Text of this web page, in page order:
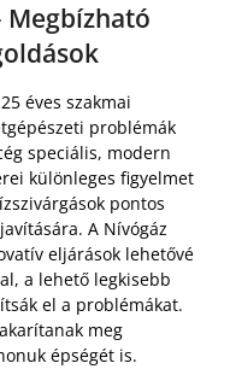
Megbízható
éves szakmai
problémák
speciális, modern
különleges figyelmet
pontos
A Nívógáz
eljárások lehetővé
a lehető legkisebb
el a problémákat.
meg
épségét is.